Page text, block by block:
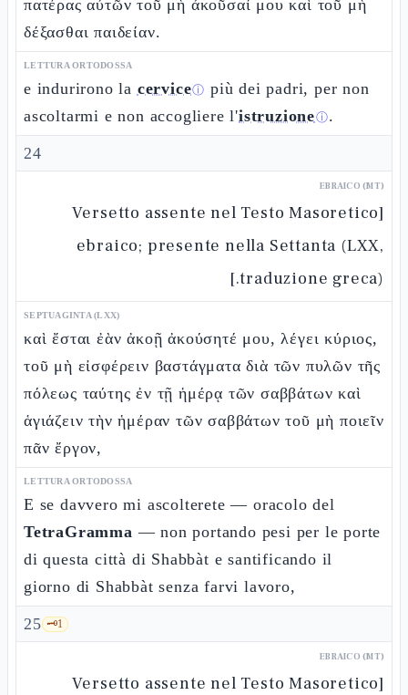
πατέρας αὐτῶν τοῦ μὴ ἀκοῦσαί μου καὶ τοῦ μὴ
δέξασθαι παιδείαν.
LETTURA ORTODOSSA
e indurirono la cerviceⓘ più dei padri, per non
ascoltarmi e non accogliere l'istruzioneⓘ.
24
EBRAICO (MT)
[Versetto assente nel Testo Masoretico
ebraico; presente nella Settanta (LXX,
traduzione greca).]
SEPTUAGINTA (LXX)
καὶ ἔσται ἐὰν ἀκοῇ ἀκούσητέ μου, λέγει κύριος,
τοῦ μὴ εἰσφέρειν βαστάγματα διὰ τῶν πυλῶν τῆς
πόλεως ταύτης ἐν τῇ ἡμέρᾳ τῶν σαββάτων καὶ
ἁγιάζειν τὴν ἡμέραν τῶν σαββάτων τοῦ μὴ ποιεῖν
πᾶν ἔργον,
LETTURA ORTODOSSA
E se davvero mi ascolterete — oracolo del
TetraGramma — non portando pesi per le porte
di questa città di Shabbàt e santificando il
giorno di Shabbàt senza farvi lavoro,
25 🗝️1
EBRAICO (MT)
[Versetto assente nel Testo Masoretico